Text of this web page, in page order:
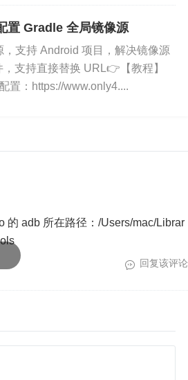
这篇文章：
项目，如果没安装其他安全软
置 Gradle 全局镜像源
支持 Android 项目，解决镜像源
支持直接替换 URL👉【教程】
置：https://www.only4....
的 adb 所在路径：/Users/mac/Librar
回复该评论